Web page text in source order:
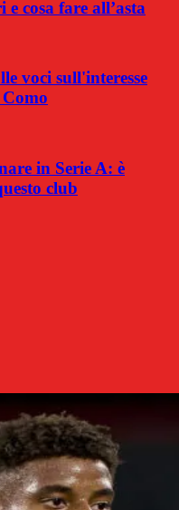
cosa fare all’asta
voci sull'interesse
in Serie A: è
club